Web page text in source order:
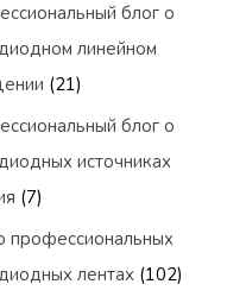
блог о
линейном
(21)
блог о
источниках
(7)
профессиональных
лентах (102)